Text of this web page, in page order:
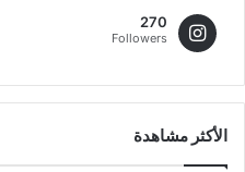
270
Followers
الأكثر مشاهدة